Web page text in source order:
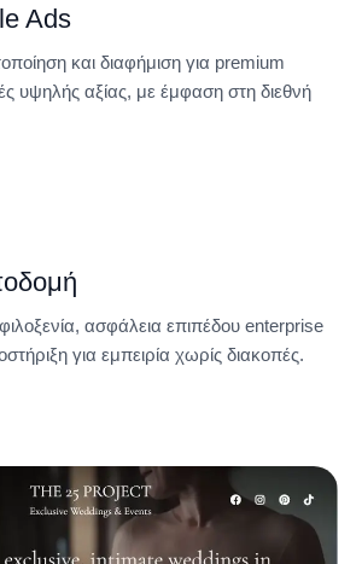
Ads
και διαφήμιση για premium
υψηλής αξίας, με έμφαση στη διεθνή
ασφάλεια επιπέδου enterprise
για εμπειρία χωρίς διακοπές.